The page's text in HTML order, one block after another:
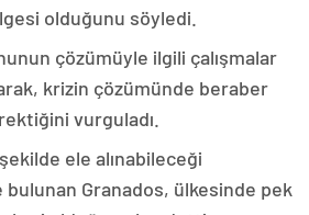
olduğunu söyledi.
çözümüyle ilgili çalışmalar
krizin çözümünde beraber
vurguladı.
ele alınabileceği
Granados, ülkesinde pek